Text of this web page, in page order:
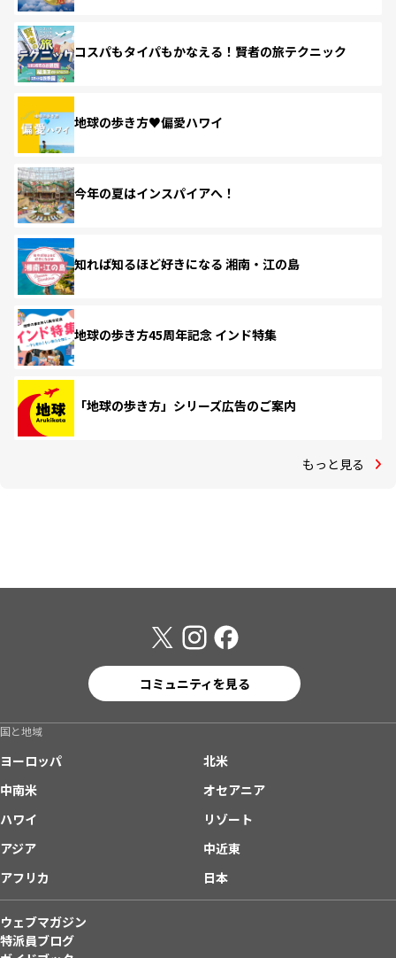
コスパもタイパもかなえる！賢者の旅テクニック
地球の歩き方♥偏愛ハワイ
今年の夏はインスパイアへ！
知れば知るほど好きになる 湘南・江の島
地球の歩き方45周年記念 インド特集
「地球の歩き方」シリーズ広告のご案内
もっと見る
コミュニティを見る
国と地域
ヨーロッパ
北米
中南米
オセアニア
ハワイ
リゾート
アジア
中近東
アフリカ
日本
ウェブマガジン
特派員ブログ